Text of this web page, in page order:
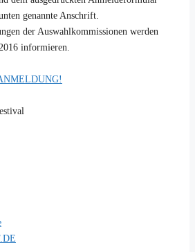
genannte Anschrift.
der Auswahlkommissionen werden
informieren.